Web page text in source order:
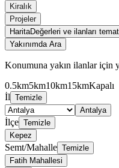
Kiralık
Projeler
HaritaDeğerleri ve ilanları
Yakınımda Ara
Konumuna yakın ilanlar için
0.5km5km10km15kmKapalı
İl Temizle
Antalya
İlçe Temizle
Kepez
Semt/Mahalle Temizle
Fatih Mahallesi